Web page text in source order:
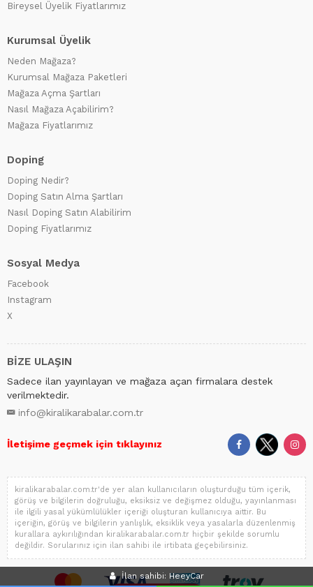
İlan sahibi: HeeyCar
Bireysel Üyelik Fiyatlarımız
Kurumsal Üyelik
Neden Mağaza?
Kurumsal Mağaza Paketleri
Mağaza Açma Şartları
Nasıl Mağaza Açabilirim?
Mağaza Fiyatlarımız
Doping
Doping Nedir?
Doping Satın Alma Şartları
Nasıl Doping Satın Alabilirim
Doping Fiyatlarımız
Sosyal Medya
Facebook
Instagram
X
BİZE ULAŞIN
Sadece ilan yayınlayan ve mağaza açan firmalara destek
verilmektedir.
info@kiralikarabalar.com.tr
İletişime geçmek için tıklayınız
kiralikarabalar.com.tr'de yer alan kullanıcıların oluşturduğu tüm içerik,
görüş ve bilgilerin doğruluğu, eksiksiz ve değişmez olduğu, yayınlanması
ile ilgili yasal yükümlülükler içeriği oluşturan kullanıcıya aittir. Bu
içeriğin, görüş ve bilgilerin yanlışlık, eksiklik veya yasalarla düzenlenmiş
kurallara aykırılığından kiralikarabalar.com.tr hiçbir şekilde sorumlu
değildir. Sorularınız için ilan sahibi ile irtibata geçebilirsiniz.